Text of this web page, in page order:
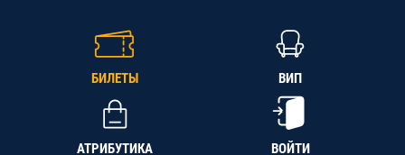
БИЛЕТЫ ВИП
АТРИБУТИКА ВОЙТИ